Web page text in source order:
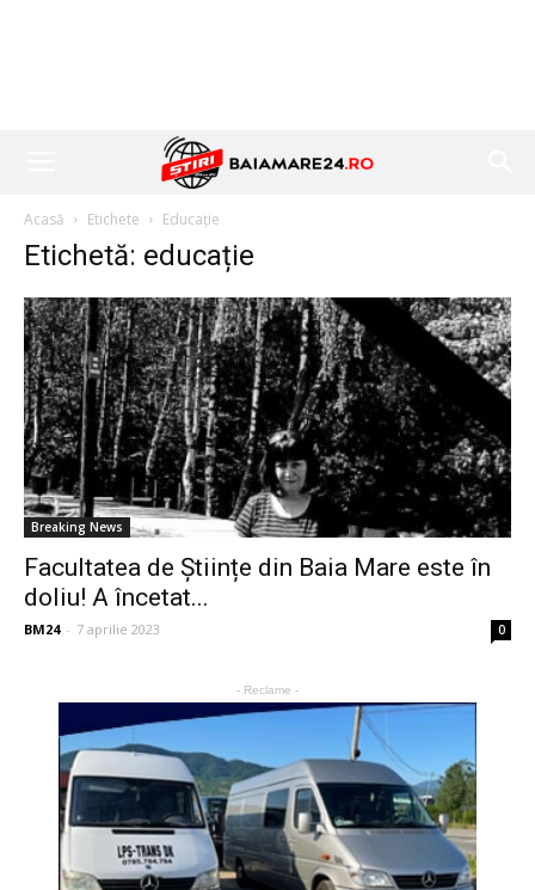
Acasă Etichete Educație
Etichetă: educație
Breaking News
Facultatea de Științe din Baia Mare este în
doliu! A încetat...
BM24 - 7 aprilie 2023 0
- Reclame -